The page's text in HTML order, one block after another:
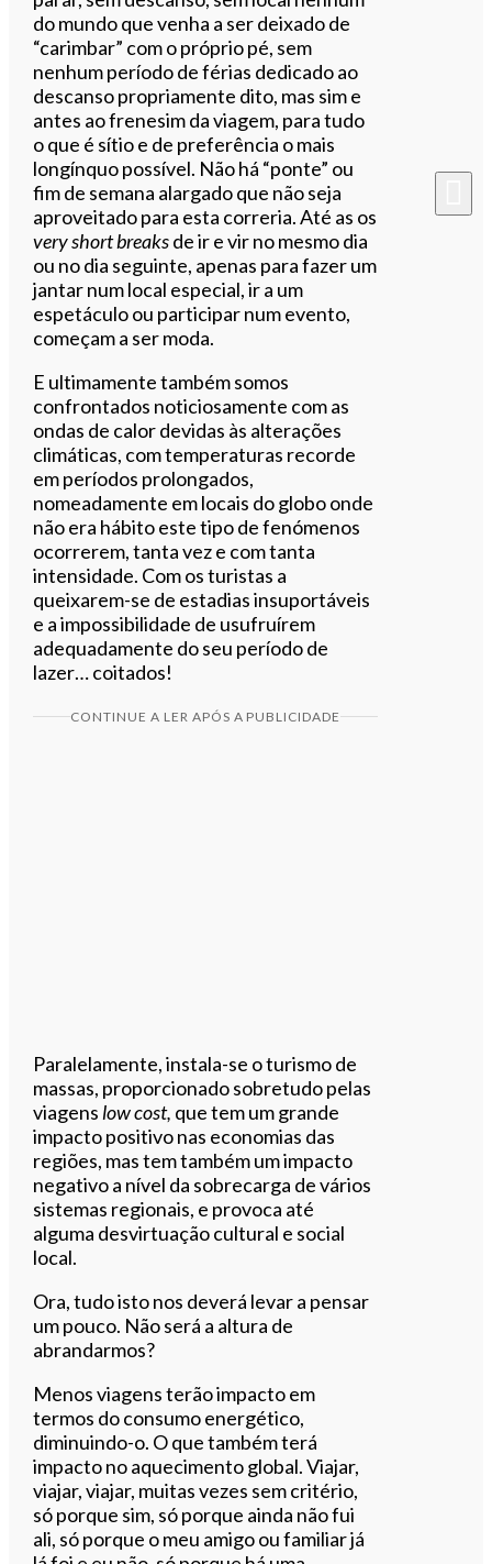
do mundo que venha a ser deixado de
“carimbar” com o próprio pé, sem
nenhum período de férias dedicado ao
descanso propriamente dito, mas sim e
antes ao frenesim da viagem, para tudo
o que é sítio e de preferência o mais
longínquo possível. Não há “ponte” ou
fim de semana alargado que não seja
aproveitado para esta correria. Até as os
very short breaksde ir e vir no mesmo dia
ou no dia seguinte, apenas para fazer um
jantar num local especial, ir a um
espetáculo ou participar num evento,
começam a ser moda.
E ultimamente também somos
confrontados noticiosamente com as
ondas de calor devidas às alterações
climáticas, com temperaturas recorde
em períodos prolongados,
nomeadamente em locais do globo onde
não era hábito este tipo de fenómenos
ocorrerem, tanta vez e com tanta
intensidade. Com os turistas a
queixarem-se de estadias insuportáveis
e a impossibilidade de usufruírem
adequadamente do seu período de
lazer… coitados!
CONTINUE A LER APÓS A PUBLICIDADE
Paralelamente, instala-se o turismo de
massas, proporcionado sobretudo pelas
viagens low cost, que tem um grande
impacto positivo nas economias das
regiões, mas tem também um impacto
negativo a nível da sobrecarga de vários
sistemas regionais, e provoca até
alguma desvirtuação cultural e social
local.
Ora, tudo isto nos deverá levar a pensar
um pouco. Não será a altura de
abrandarmos?
Menos viagens terão impacto em
termos do consumo energético,
diminuindo-o. O que também terá
impacto no aquecimento global. Viajar,
viajar, viajar, muitas vezes sem critério,
só porque sim, só porque ainda não fui
ali, só porque o meu amigo ou familiar já